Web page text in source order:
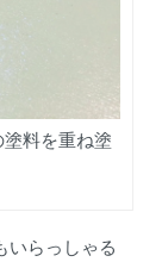
料を重ね塗
いらっしゃる